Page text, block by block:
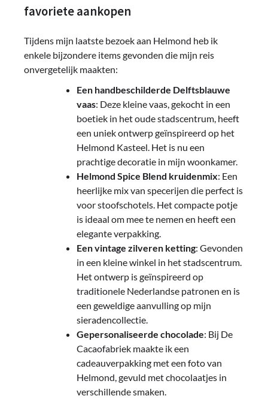
favoriete aankopen
Tijdens mijn laatste bezoek aan Helmond heb ik
enkele bijzondere items gevonden die mijn reis
onvergetelijk maakten:
Een handbeschilderde Delftsblauwe
vaas: Deze kleine vaas, gekocht in een
boetiek in het oude stadscentrum, heeft
een uniek ontwerp geïnspireerd op het
Helmond Kasteel. Het is nu een
prachtige decoratie in mijn woonkamer.
Helmond Spice Blend kruidenmix: Een
heerlijke mix van specerijen die perfect is
voor stoofschotels. Het compacte potje
is ideaal om mee te nemen en heeft een
elegante verpakking.
Een vintage zilveren ketting: Gevonden
in een kleine winkel in het stadscentrum.
Het ontwerp is geïnspireerd op
traditionele Nederlandse patronen en is
een geweldige aanvulling op mijn
sieradencollectie.
Gepersonaliseerde chocolade: Bij De
Cacaofabriek maakte ik een
cadeauverpakking met een foto van
Helmond, gevuld met chocolaatjes in
verschillende smaken.